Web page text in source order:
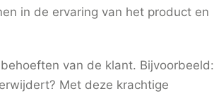
in de ervaring van het product en
van de klant. Bijvoorbeeld:
Met deze krachtige